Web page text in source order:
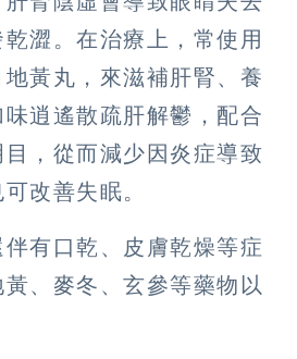
澀。在治療上，常使用
黃丸，來滋補肝腎、養
逍遙散疏肝解鬱，配合
，從而減少因炎症導致
改善失眠。
有口乾、皮膚乾燥等症
、麥冬、玄參等藥物以